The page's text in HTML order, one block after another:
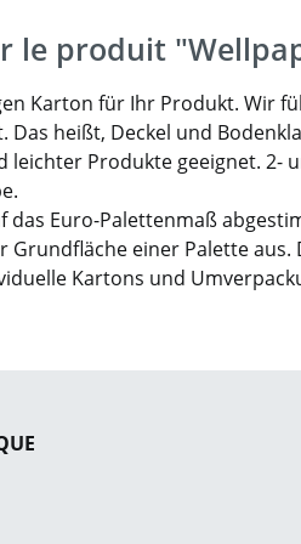
le produit
Karton für Ihr Produkt. Wir
Das heißt, Deckel und
leichter Produkte geeignet. 2-
das Euro-Palettenmaß
Grundfläche einer Palette
Kartons und